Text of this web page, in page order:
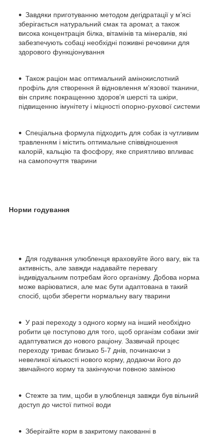
Завдяки приготуванню методом дегідратації у м’ясі
зберігається натуральний смак та аромат, а також
висока концентрація білка, вітамінів та мінералів, які
забезпечують собаці необхідні поживні речовини для
здорового функціонування
Також раціон має оптимальний амінокислотний
профіль для створення й відновлення м'язової тканини,
він сприяє покращенню здоров’я шерсті та шкіри,
підвищенню імунітету і міцності опорно-рухової системи
Спеціальна формула підходить для собак із чутливим
травленням і містить оптимальне співвідношення
калорій, кальцію та фосфору, яке сприятливо впливає
на самопочуття тварини
Норми годування
Для годування улюбленця враховуйте його вагу, вік та
активність, але завжди надавайте перевагу
індивідуальним потребам його організму. Добова норма
може варіюватися, але має бути адаптована в такий
спосіб, щоби зберегти нормальну вагу тварини
У разі переходу з одного корму на інший необхідно
робити це поступово для того, щоб організм собаки зміг
адаптуватися до нового раціону. Зазвичай процес
переходу триває близько 5-7 днів, починаючи з
невеликої кількості нового корму, додаючи його до
звичайного корму та закінчуючи повною заміною
Стежте за тим, щоби в улюбленця завжди був вільний
доступ до чистої питної води
Зберігайте корм в закритому пакованні в